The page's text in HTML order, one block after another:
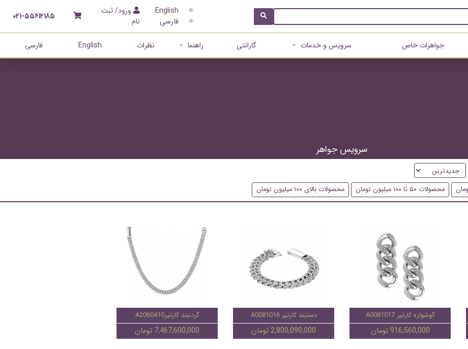
۰۲۱-۵۵۶۱۲۱۸۵
ورود/ ثبت
نام
English
فارسی
جواهرات خاص سرویس و خدمات گارانتی راهنما نظرات English فارسی
سرویس جواهر
محصولات ۵۰ تا ۱۰۰ میلیون تومان محصولات بالای ۱۰۰ میلیون تومان
گوشواره کارتیر A0081017
916,560,000 تومان
دستبند کارتیر A0081016
2,800,090,000 تومان
گردنبند کارتیرA2060410
7,467,600,000 تومان